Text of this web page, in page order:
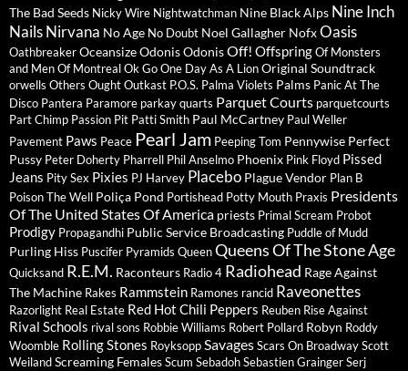
The Bad Seeds Nicky Wire Nightwatchman Nine Black Alps Nine Inch
Nails Nirvana No Age No Doubt Noel Gallagher NofxOasis
OathbreakerOceansizeOdonis OdonisOff! OffspringOf Monsters
and MenOf MontrealOk GoOne Day As A LionOriginal Soundtrack
orwells Others OughtOutkast P.O.S. Palma Violets Palms Panic At The
Disco Pantera Paramore parkay quarts Parquet Courts parquetcourts
Part Chimp Passion Pit Patti Smith Paul McCartney Paul Weller
Pavement Paws Peace Pearl Jam Peeping Tom Pennywise Perfect
Pussy Peter Doherty Pharrell Phil Anselmo Phoenix Pink Floyd Pissed
Jeans Pity Sex Pixies PJ Harvey Placebo Plague Vendor Plan B
Poison The Well Poliça Pond Portishead Potty Mouth Praxis Presidents
Of The United States Of America priests Primal Scream Probot
Prodigy Propagandhi Public Service Broadcasting Puddle of Mudd
Purling Hiss Puscifer Pyramids QueenQueens Of The Stone Age
Quicksand R.E.M. Raconteurs Radio 4 Radiohead Rage Against
The Machine Rakes Rammstein Ramones rancid Raveonettes
Razorlight Real Estate Red Hot Chili Peppers Reuben Rise Against
Rival Schools rival sons Robbie Williams Robert Pollard Robyn Roddy
Woomble Rolling Stones RoyksoppSavagesScars On BroadwayScott
WeilandScreaming FemalesScum SebadohSebastien GraingerSerj